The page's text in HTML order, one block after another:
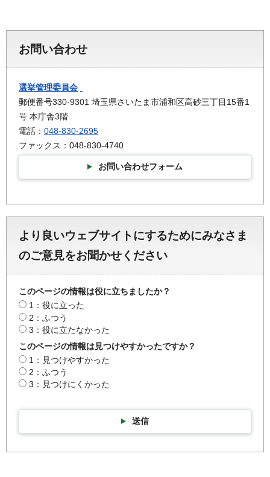
お問い合わせ
選挙管理委員会
郵便番号330-9301 埼玉県さいたま市浦和区高砂三丁目15番1
号 本庁舎3階
電話： 048-830-2695
ファックス：048-830-4740
お問い合わせフォーム
より良いウェブサイトにするためにみなさま
のご意見をお聞かせください
このページの情報は役に立ちましたか？
1：役に立った
2：ふつう
3：役に立たなかった
このページの情報は見つけやすかったですか？
1：見つけやすかった
2：ふつう
3：見つけにくかった
送信